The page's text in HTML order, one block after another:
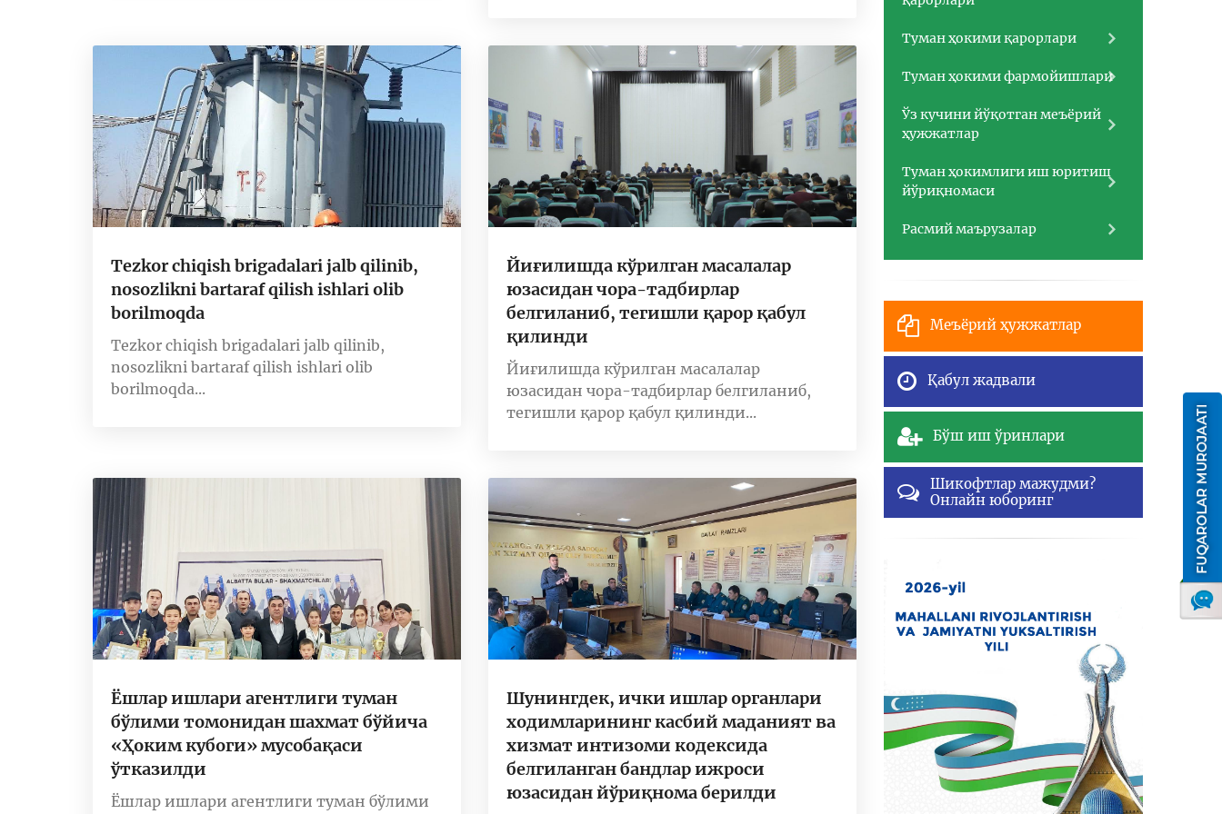
Tezkor chiqish brigadalari jalb qilinib,
nosozlikni bartaraf qilish ishlari olib
borilmoqda
Tezkor chiqish brigadalari jalb qilinib,
nosozlikni bartaraf qilish ishlari olib
borilmoqda...
Йиғилишда кўрилган масалалар
юзасидан чора-тадбирлар
белгиланиб, тегишли қарор қабул
қилинди
Йиғилишда кўрилган масалалар
юзасидан чора-тадбирлар белгиланиб,
тегишли қарор қабул қилинди...
Ёшлар ишлари агентлиги туман
бўлими томонидан шахмат бўйича
«Ҳоким кубоги» мусобақаси
ўтказилди
Ёшлар ишлари агентлиги туман бўлими
Шунингдек, ички ишлар органлари
ходимларининг касбий маданият ва
хизмат интизоми кодексида
белгиланган бандлар ижроси
юзасидан йўриқнома берилди
Туман ҳокими қарорлари
Туман ҳокими фармойишлари
Ўз кучини йўқотган меъёрий
ҳужжатлар
Туман ҳокимлиги иш юритиш
йўриқномаси
Расмий маърузалар
Меъёрий ҳужжатлар
Қабул жадвали
Бўш иш ўринлари
Шикофтлар мажудми?
Онлайн юборинг